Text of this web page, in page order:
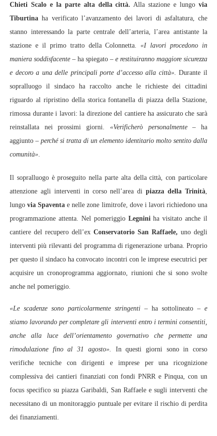
Chieti Scalo e la parte alta della città. Alla stazione e lungovia
Tiburtina ha verificato l’avanzamento dei lavori di asfaltatura, che
stanno interessando la parte centrale dell’arteria, l’area antistante la
stazione e il primo tratto della Colonnetta.
«I lavori procedono in
maniera soddisfacente – ha spiegato – e restituiranno maggiore sicurezza
e decoro a una delle principali porte d’accesso alla città». Durante il
sopralluogo il sindaco ha raccolto anche le richieste dei cittadini
riguardo al ripristino della storica fontanella di piazza della Stazione,
rimossa durante i lavori: la direzione del cantiere ha assicurato che sarà
reinstallata nei prossimi giorni. «Verificherò personalmente– ha
aggiunto – perché si tratta di un elemento identitario molto sentito dalla
comunità»
Il sopralluogo è proseguito nella parte alta della città, con particolare
attenzione agli interventi in corso nell’area dipiazza della Trinità
lungovia Spaventa e nelle zone limitrofe, dove i lavori richiedono una
programmazione attenta. Nel pomeriggio Legnini ha visitato anche il
cantiere del recupero dell’ex Conservatorio San Raffaele, uno degli
interventi più rilevanti del programma di rigenerazione urbana. Proprio
per questo il sindaco ha convocato incontri con le imprese esecutrici per
acquisire un cronoprogramma aggiornato, riunioni che si sono svolte
anche nel pomeriggio.
«Le scadenze sono particolarmente stringenti – ha sottolineato – e
stiamo lavorando per completare gli interventi entro i termini consentiti,
anche alla luce dell’orientamento governativo che permette una
rimodulazione fino al 31 agosto».
In questi giorni sono in corso
verifiche tecniche con dirigenti e imprese per una ricognizione
complessiva dei cantieri finanziati con fondi PNRR e Pinqua, con un
focus specifico su piazza Garibaldi, San Raffaele e sugli interventi che
necessitano di un monitoraggio puntuale per evitare il rischio di perdita
dei finanziamenti.